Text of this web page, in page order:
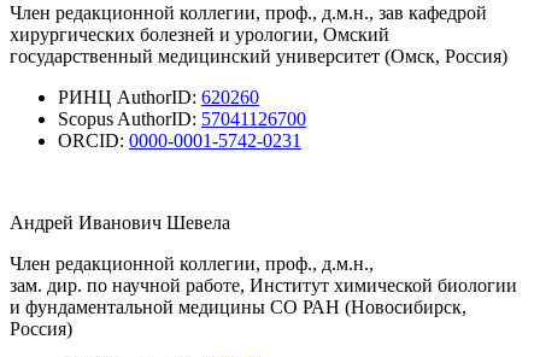
Член редакционной коллегии, проф., д.м.н., зав кафедрой
хирургических болезней и урологии, Омский
государственный медицинский университет (Омск, Россия)
РИНЦ AuthorID: 620260
Scopus AuthorID: 57041126700
ORCID: 0000-0001-5742-0231
Андрей Иванович Шевела
Член редакционной коллегии, проф., д.м.н.,
зам. дир. по научной работе, Институт химической биологии
и фундаментальной медицины СО РАН (Новосибирск,
Россия)